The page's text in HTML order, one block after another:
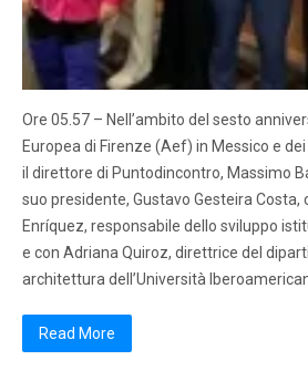
Ore 05.57 – Nell’ambito del sesto
Europea di Firenze (Aef) in Messico e
il direttore di Puntodincontro, Massimo
suo presidente, Gustavo Gesteira Costa,
Enríquez, responsabile dello sviluppo
e con Adriana Quiroz, direttrice del
architettura dell’Università
Read More